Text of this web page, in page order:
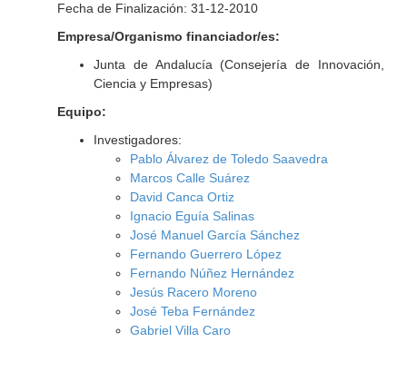
Fecha de Finalización: 31-12-2010
Empresa/Organismo financiador/es:
Junta de Andalucía (Consejería de Innovación,
Ciencia y Empresas)
Equipo:
Investigadores:
Pablo Álvarez de Toledo Saavedra
Marcos Calle Suárez
David Canca Ortiz
Ignacio Eguía Salinas
José Manuel García Sánchez
Fernando Guerrero López
Fernando Núñez Hernández
Jesús Racero Moreno
José Teba Fernández
Gabriel Villa Caro